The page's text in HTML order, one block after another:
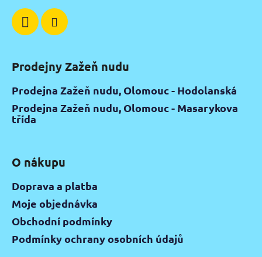
Prodejny Zažeň nudu
Prodejna Zažeň nudu, Olomouc - Hodolanská
Prodejna Zažeň nudu, Olomouc - Masarykova
třída
O nákupu
Doprava a platba
Moje objednávka
Obchodní podmínky
Podmínky ochrany osobních údajů